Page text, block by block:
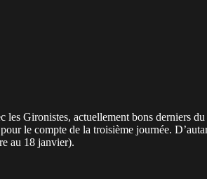
les Gironistes, actuellement bons derniers du
le compte de la troisième journée.
au 18 janvier).